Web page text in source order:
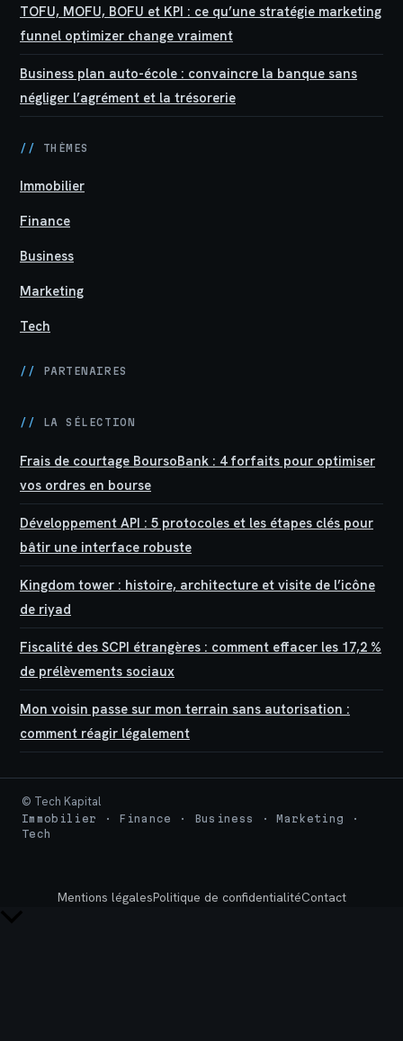
TOFU, MOFU, BOFU et KPI : ce qu’une stratégie marketing
funnel optimizer change vraiment
Business plan auto-école : convaincre la banque sans
négliger l’agrément et la trésorerie
// THÈMES
Immobilier
Finance
Business
Marketing
Tech
// PARTENAIRES
// LA SÉLECTION
Frais de courtage BoursoBank : 4 forfaits pour optimiser
vos ordres en bourse
Développement API : 5 protocoles et les étapes clés pour
bâtir une interface robuste
Kingdom tower : histoire, architecture et visite de l’icône
de riyad
Fiscalité des SCPI étrangères : comment effacer les 17,2 %
de prélèvements sociaux
Mon voisin passe sur mon terrain sans autorisation :
comment réagir légalement
© Tech Kapital
Immobilier · Finance · Business · Marketing ·
Tech
Mentions légalesPolitique de confidentialitéContact